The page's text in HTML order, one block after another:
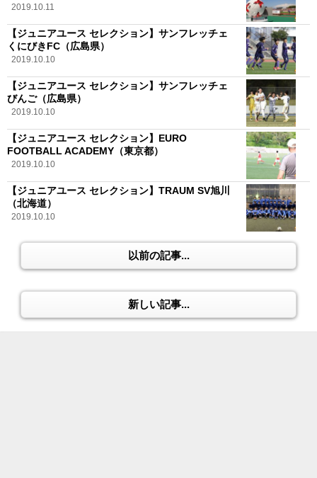
2019.10.11
【ジュニアユース セレクション】サンフレッチェ
くにびきFC（広島県）
2019.10.10
【ジュニアユース セレクション】サンフレッチェ
びんご（広島県）
2019.10.10
【ジュニアユース セレクション】EURO
FOOTBALL ACADEMY（東京都）
2019.10.10
【ジュニアユース セレクション】TRAUM SV旭川
（北海道）
2019.10.10
以前の記事...
新しい記事...